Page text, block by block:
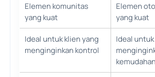
Elemen komunitas
yang kuat
Elemen
yang kuat
Ideal untuk klien yang
menginginkan kontrol
Ideal
kemudahan